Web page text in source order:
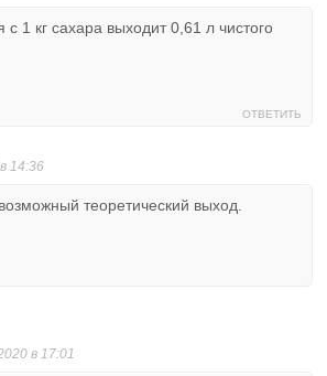
с 1 кг сахара выходит 0,61 л чистого
ОТВЕТИТЬ
14:36
теоретический выход.
в 17:01